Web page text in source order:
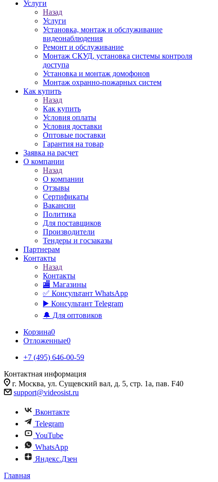
Услуги
Назад
Услуги
Установка, монтаж и обслуживание
видеонаблюдения
Ремонт и обслуживание
Монтаж СКУД, установка системы контроля
доступа
Установка и монтаж домофонов
Монтаж охранно-пожарных систем
Как купить
Назад
Как купить
Условия оплаты
Условия доставки
Оптовые поставки
Гарантия на товар
Заявка на расчет
О компании
Назад
О компании
Отзывы
Сертификаты
Вакансии
Политика
Для поставщиков
Производители
Тендеры и госзаказы
Партнерам
Контакты
Назад
Контакты
🏬 Магазины
✅️ Консультант WhatsApp
▶️ Консультант Telegram
🔔 Для оптовиков
Корзина0
Отложенные0
+7 (495) 646-00-59
Контактная информация
г. Москва, ул. Сущевский вал, д. 5, стр. 1а, пав. F40
support@videosist.ru
Вконтакте
Telegram
YouTube
WhatsApp
Яндекс.Дзен
Главная